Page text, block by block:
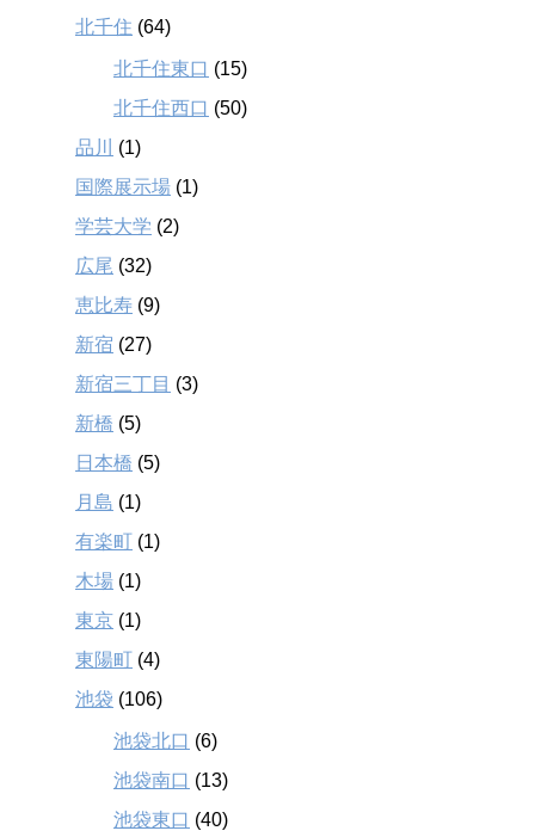
北千住 (64)
北千住東口 (15)
北千住西口 (50)
品川
(1)
国際展示場 (1)
学芸大学 (2)
広尾 (32)
恵比寿 (9)
新宿 (27)
新宿三丁目 (3)
新橋 (5)
日本橋 (5)
月島 (1)
有楽町 (1)
木場 (1)
東京 (1)
東陽町 (4)
池袋 (106)
池袋北口 (6)
池袋南口 (13)
池袋東口 (40)